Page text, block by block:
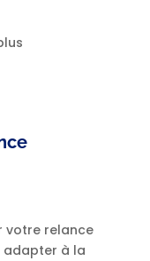
relance
adapter à la